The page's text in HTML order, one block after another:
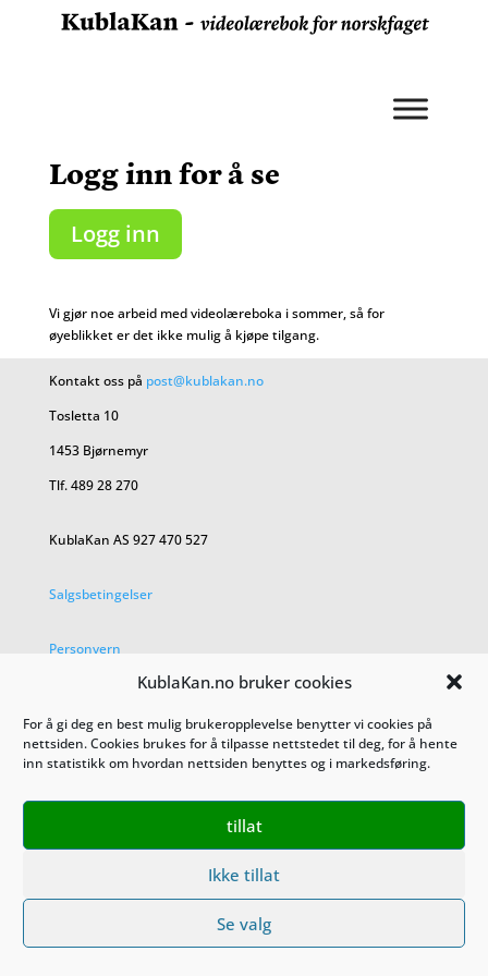
KublaKan.no bruker cookies
For å gi deg en best mulig brukeropplevelse benytter vi cookies på
nettsiden. Cookies brukes for å tilpasse nettstedet til deg, for å hente
inn statistikk om hvordan nettsiden benyttes og i markedsføring.
tillat
Ikke tillat
Se valg
Logg inn for å se
Logg inn
Vi gjør noe arbeid med videolæreboka i sommer, så for
øyeblikket er det ikke mulig å kjøpe tilgang.
Kontakt oss på post@kublakan.no
Tosletta 10
1453 Bjørnemyr
Tlf. 489 28 270
KublaKan AS 927 470 527
Salgsbetingelser
Personvern